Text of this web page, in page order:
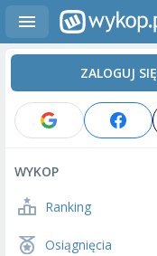
ZALOGUJ SIĘ
WYKOP
Ranking
Osiągnięcia